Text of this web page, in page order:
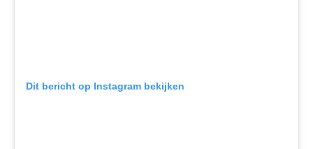
Dit bericht op Instagram bekijken